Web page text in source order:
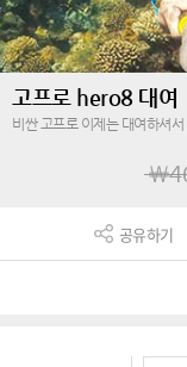
고프로 hero8 대여
비싼 고프로 이제는 대여하셔
￦
공유하기